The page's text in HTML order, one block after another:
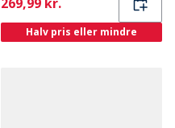
Halv pris eller mindre